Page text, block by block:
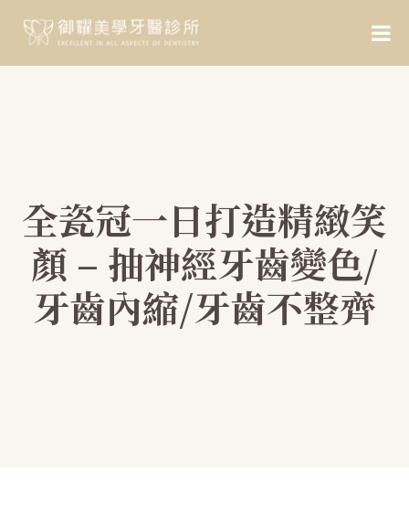
全瓷冠一日打造精緻笑
顏 – 抽神經牙齒變色/
牙齒內縮/牙齒不整齊